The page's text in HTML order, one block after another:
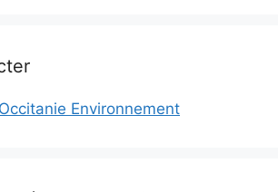
Environnement